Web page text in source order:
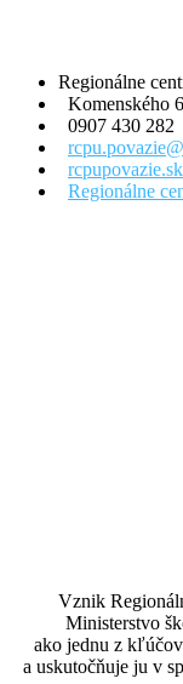
Regionálne
Komenského
0907 430 282
rcpupovazie.sk
Regionálne
Vznik
Ministerstvo
ako jednu z
a uskutočňuje ju v